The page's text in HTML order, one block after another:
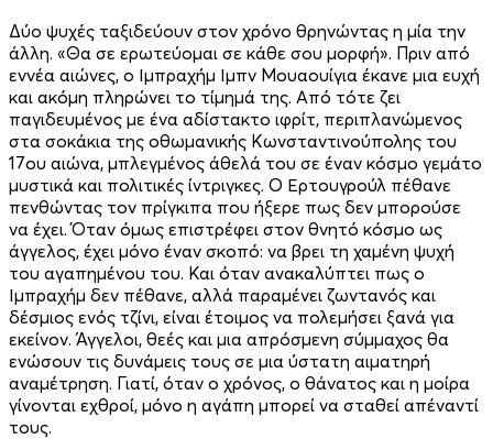
Δύο ψυχές ταξιδεύουν στον χρόνο θρηνώντας η μία την
άλλη. «Θα σε ερωτεύομαι σε κάθε σου μορφή». Πριν από
εννέα αιώνες, ο Ιμπραχήμ Ιμπν Μουαουίγια έκανε μια ευχή
και ακόμη πληρώνει το τίμημά της. Από τότε ζει
παγιδευμένος με ένα αδίστακτο ιφρίτ, περιπλανώμενος
στα σοκάκια της οθωμανικής Κωνσταντινούπολης του
17ου αιώνα, μπλεγμένος άθελά του σε έναν κόσμο γεμάτο
μυστικά και πολιτικές ίντριγκες. Ο Ερτουγρούλ πέθανε
πενθώντας τον πρίγκιπα που ήξερε πως δεν μπορούσε
να έχει. Όταν όμως επιστρέφει στον θνητό κόσμο ως
άγγελος, έχει μόνο έναν σκοπό: να βρει τη χαμένη ψυχή
του αγαπημένου του. Και όταν ανακαλύπτει πως ο
Ιμπραχήμ δεν πέθανε, αλλά παραμένει ζωντανός και
δέσμιος ενός τζίνι, είναι έτοιμος να πολεμήσει ξανά για
εκείνον. Άγγελοι, θεές και μια απρόσμενη σύμμαχος θα
ενώσουν τις δυνάμεις τους σε μια ύστατη αιματηρή
αναμέτρηση. Γιατί, όταν ο χρόνος, ο θάνατος και η μοίρα
γίνονται εχθροί, μόνο η αγάπη μπορεί να σταθεί απέναντί
τους.